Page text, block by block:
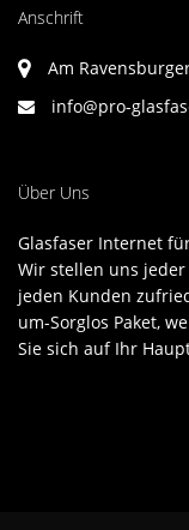
Anschrift
Am
info@pro-
Über Uns
Glasfaser Internet
Wir stellen uns
jeden Kunden
um-Sorglos Paket,
Sie sich auf Ihr